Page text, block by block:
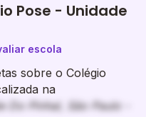
Pose - Unidade
escola
sobre o Colégio
na
Pinhal, São Paulo -